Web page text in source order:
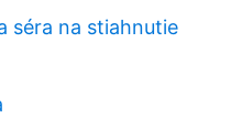
séra na stiahnutie